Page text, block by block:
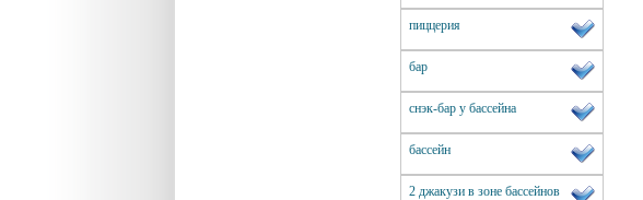
пиццерия
бар
cнэк-бар у бассейна
бассейн
2 джакузи в зоне бассейнов